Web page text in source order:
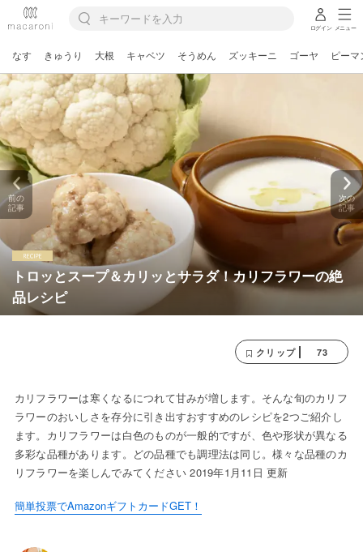
ログイン メニュー
なす きゅうり 大根 キャベツ そうめん ズッキーニ ゴーヤ ピーマ
トロッとスープ＆カリッとサラダ！カリフラワーの絶
品レシピ
前の
記事
次の
記事
クリップ 73
カリフラワーは寒くなるにつれて甘みが増します。そんな旬のカリフ
ラワーのおいしさを存分に引き出すおすすめのレシピを2つご紹介し
ます。カリフラワーは白色のものが一般的ですが、色や形状が異なる
多彩な品種があります。どの品種でも調理法は同じ。様々な品種のカ
リフラワーを楽しんでみてください 2019年1月11日 更新
簡単投票でAmazonギフトカードGET！